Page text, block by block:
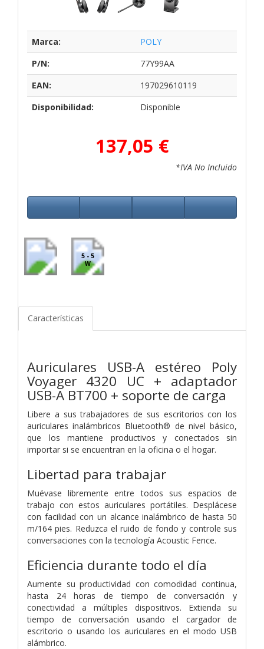
Marca:
POLY
P/N:
77Y99AA
EAN:
197029610119
Disponibilidad:
Disponible
137,05 €
*IVA No Incluido
5 - 5
W
Características
Auriculares USB-A estéreo Poly
Voyager 4320 UC + adaptador
USB-A BT700 + soporte de carga
Libere a sus trabajadores de sus escritorios con los
auriculares inalámbricos Bluetooth® de nivel básico,
que los mantiene productivos y conectados sin
importar si se encuentran en la oficina o el hogar.
Libertad para trabajar
Muévase libremente entre todos sus espacios de
trabajo con estos auriculares portátiles. Desplácese
con facilidad con un alcance inalámbrico de hasta 50
m/164 pies. Reduzca el ruido de fondo y controle sus
conversaciones con la tecnología Acoustic Fence.
Eficiencia durante todo el día
Aumente su productividad con comodidad continua,
hasta 24 horas de tiempo de conversación y
conectividad a múltiples dispositivos. Extienda su
tiempo de conversación usando el cargador de
escritorio o usando los auriculares en el modo USB
alámbrico.